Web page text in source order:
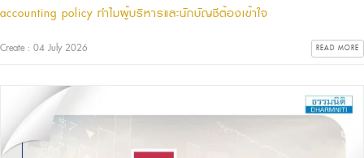
accounting policy ทำไมผู้บริหารและนักบัญชีต้องเข้าใจ
Create : 04 July 2026 READ MORE